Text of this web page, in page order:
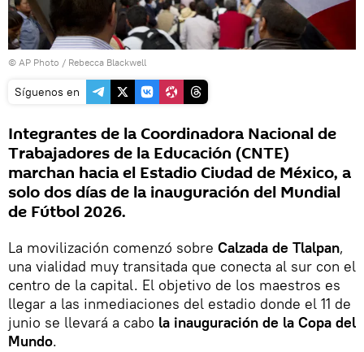
© AP Photo / Rebecca Blackwell
Síguenos en
Integrantes de la Coordinadora Nacional de
Trabajadores de la Educación (CNTE)
marchan hacia el Estadio Ciudad de México, a
solo dos días de la inauguración del Mundial
de Fútbol 2026.
La movilización comenzó sobre Calzada de Tlalpan,
una vialidad muy transitada que conecta al sur con el
centro de la capital. El objetivo de los maestros es
llegar a las inmediaciones del estadio donde el 11 de
junio se llevará a cabo la inauguración de la Copa del
Mundo.